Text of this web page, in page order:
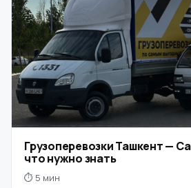
Грузоперевозки Ташкент —
что нужно знать
⏱ 5 мин